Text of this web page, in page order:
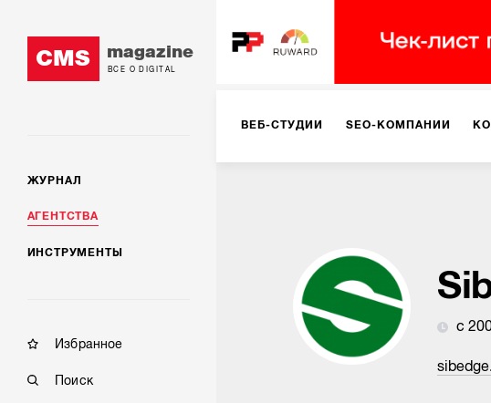
CMS magazine
ВСЕ О DIGITAL
ЖУРНАЛ
АГЕНТСТВА
ИНСТРУМЕНТЫ
Избранное
Поиск
ВЕБ-СТУДИИ SEO-КОМПАНИИ
РЕКЛАМА НА ИНТЕРНЕТ-ПЛОЩАДКАХ
КОНСАЛТИНГ VR/AR
с